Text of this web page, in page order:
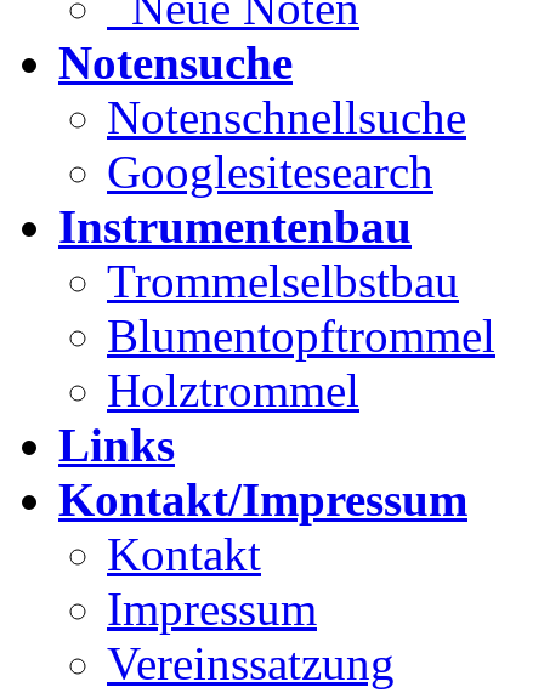
Notensuche
Notenschnellsuche
Googlesitesearch
Instrumentenbau
Trommelselbstbau
Blumentopftrommel
Holztrommel
Links
Kontakt/Impressum
Kontakt
Impressum
Vereinssatzung